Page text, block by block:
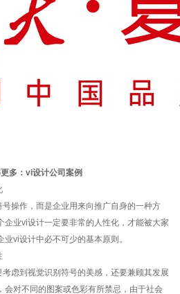
多： vi设计公司 案例
操作，而是企业用来向推广自身的一种方
企业vi设计一定要非常的人性化，才能被大家
vi设计中必不可少的基本原则。
到视觉识别符号的美感，还要兼顾其发展
会对不同的图案或色彩有所禁忌，由于社会